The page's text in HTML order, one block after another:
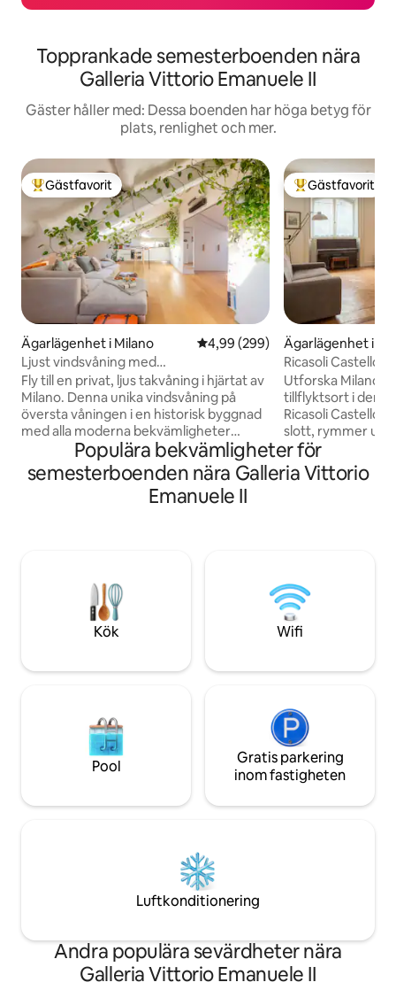
Topprankade semesterboenden nära
Galleria Vittorio Emanuele II
Gäster håller med: Dessa boenden har höga betyg för
plats, renlighet och mer.
Populär gästfavorit
Gästfavorit
Ägarlägenhet i Milano 4,99 av 5 i genomsnittligt
4,99 (299)
Ljust vindsvåning med
luftkonditionering, centralt och fridfullt
Fly till en privat, ljus takvåning i hjärtat av
Milano. Denna unika vindsvåning på
översta våningen i en historisk byggnad
med alla moderna bekvämligheter
erbjuder en lugn tillflyktsort för två i
hjärtat av staden. Här finns ett fullt
utrustat kök, ett dedikerat
bord/arbetsyta, ett hemmabiosystem
närheten. Njut av sömlös
självincheckning för en helt oberoende
stadssemester.
Populär
Gästfavorit
Ägarlägenhet i
Ricasoli Castello -
Utforska Milano
tillflyktsort i den
Ricasoli Castello,
slott, rymmer upp
Dubbelrum, stort
med TV, wi-fi
samt alla de
oöverträffad
perfekt
och
Populära bekvämligheter för
semesterboenden nära Galleria Vittorio
Emanuele II
Kök Wifi
Pool
Gratis parkering
inom fastigheten
Luftkonditionering
Andra populära sevärdheter nära
Galleria Vittorio Emanuele II